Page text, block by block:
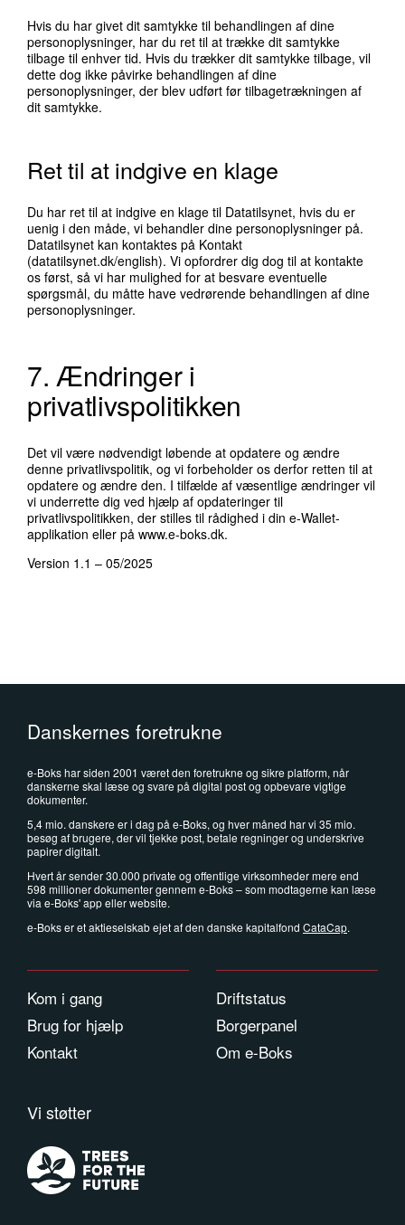
Hvis du har givet dit samtykke til behandlingen af dine
personoplysninger, har du ret til at trække dit samtykke
tilbage til enhver tid. Hvis du trækker dit samtykke tilbage, vil
dette dog ikke påvirke behandlingen af dine
personoplysninger, der blev udført før tilbagetrækningen af
dit samtykke.
Ret til at indgive en klage
Du har ret til at indgive en klage til Datatilsynet, hvis du er
uenig i den måde, vi behandler dine personoplysninger på.
Datatilsynet kan kontaktes på Kontakt
(datatilsynet.dk/english). Vi opfordrer dig dog til at kontakte
os først, så vi har mulighed for at besvare eventuelle
spørgsmål, du måtte have vedrørende behandlingen af dine
personoplysninger.
7. Ændringer i
privatlivspolitikken
Det vil være nødvendigt løbende at opdatere og ændre
denne privatlivspolitik, og vi forbeholder os derfor retten til at
opdatere og ændre den. I tilfælde af væsentlige ændringer vil
vi underrette dig ved hjælp af opdateringer til
privatlivspolitikken, der stilles til rådighed i din e-Wallet-
applikation eller på www.e-boks.dk.
Version 1.1 – 05/2025
Danskernes foretrukne
e-Boks har siden 2001 været den foretrukne og sikre platform, når
danskerne skal læse og svare på digital post og opbevare vigtige
dokumenter.
5,4 mio. danskere er i dag på e-Boks, og hver måned har vi 35 mio.
besøg af brugere, der vil tjekke post, betale regninger og underskrive
papirer digitalt.
Hvert år sender 30.000 private og offentlige virksomheder mere end
598 millioner dokumenter gennem e-Boks – som modtagerne kan læse
via e-Boks' app eller website.
e-Boks er et aktieselskab ejet af den danske kapitalfond CataCap.
Kom i gang
Brug for hjælp
Kontakt
Driftstatus
Borgerpanel
Om e-Boks
Vi støtter